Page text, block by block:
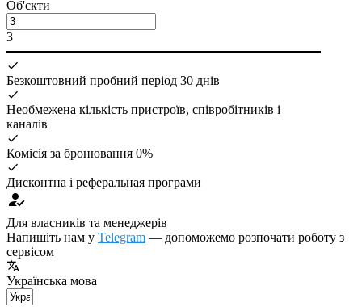
Об'єкти
3
Безкоштовний пробний період 30 днів
Необмежена кількість пристроїв, співробітників і
каналів
Комісія за бронювання 0%
Дисконтна і реферальная програми
Для власників та менеджерів
Напишіть нам у Telegram — допоможемо розпочати роботу з
сервісом
Українська мова